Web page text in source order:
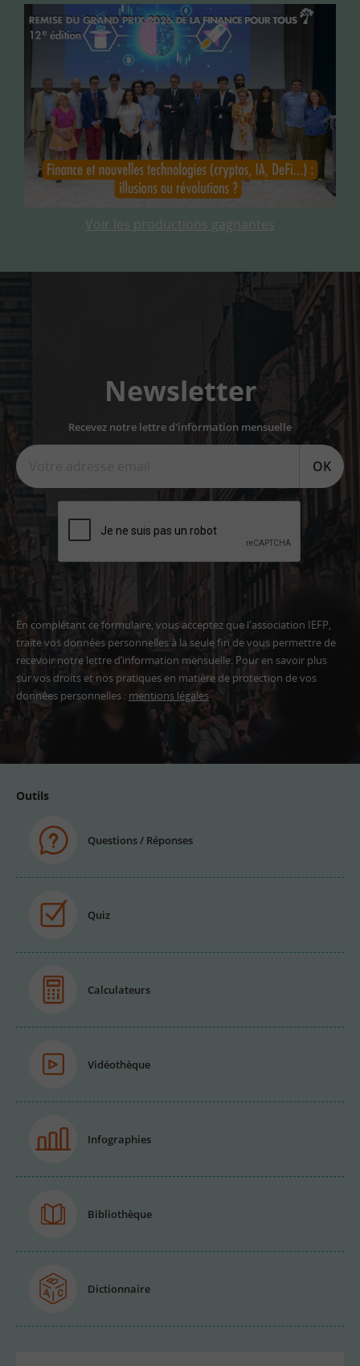
Voir les productions gagnantes
Newsletter
Recevez notre lettre d'information mensuelle
OK
En complétant ce formulaire, vous acceptez que l'association IEFP,
traite vos données personnelles à la seule fin de vous permettre de
recevoir notre lettre d’information mensuelle. Pour en savoir plus
sur vos droits et nos pratiques en matière de protection de vos
données personnelles : mentions légales
Outils
Questions / Réponses
Quiz
Calculateurs
Vidéothèque
Infographies
Bibliothèque
Dictionnaire